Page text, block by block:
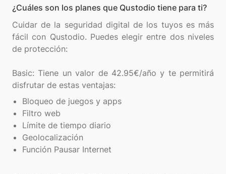
¿Cuáles son los planes que Qustodio tiene para ti?
Cuidar de la seguridad digital de los tuyos es más
fácil con Qustodio. Puedes elegir entre dos niveles
de protección:
Basic: Tiene un valor de 42.95€/año y te permitirá
Bloqueo de juegos y apps
Filtro web
Límite de tiempo diario
Geolocalización
Función Pausar Internet